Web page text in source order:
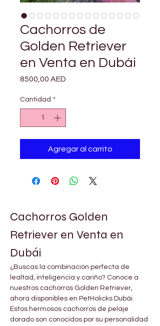
Cachorros de
Golden Retriever
en Venta en Dubái
8500,00 AED
Cantidad *
Agregar al carrito
Cachorros Golden
Retriever en Venta en
Dubái
¿Buscas la combinación perfecta de
lealtad, inteligencia y cariño? Conoce a
nuestros cachorros Golden Retriever,
ahora disponibles en PetHolicks Dubái.
Estos hermosos cachorros de pelaje
dorado son conocidos por su personalidad